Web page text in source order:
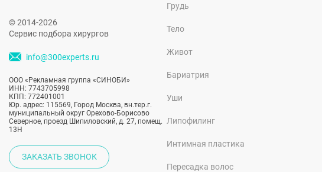
© 2014-2026
Сервис подбора хирургов
info@300experts.ru
ООО «Рекламная группа «СИНОБИ»
ИНН: 7743705998
КПП: 772401001
Юр. адрес: 115569, Город Москва, вн.тер.г.
муниципальный округ Орехово-Борисово
Северное, проезд Шипиловский, д. 27, помещ.
13Н
ЗАКАЗАТЬ ЗВОНОК
Грудь
Тело
Живот
Бариатрия
Уши
Липофилинг
Интимная пластика
Пересадка волос